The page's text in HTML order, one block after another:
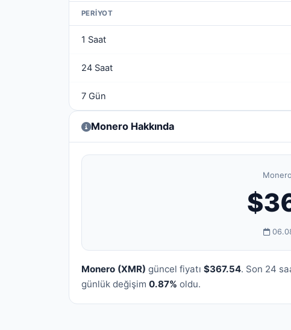
PERIYOT
1 Saat
24 Saat
7 Gün
Monero Hakkında
Monero (XMR) güncel fiyatı $367.54. Son 24
günlük değişim 0.87% oldu.